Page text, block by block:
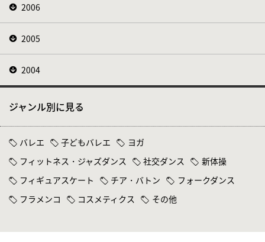
2006
2005
2004
ジャンル別に見る
バレエ 子どもバレエ
ヨガ
フィットネス・ジャズダンス
社交ダンス
新体操
フィギュアスケート
チア・バトン
フォークダンス
フラメンコ
コスメティクス その他